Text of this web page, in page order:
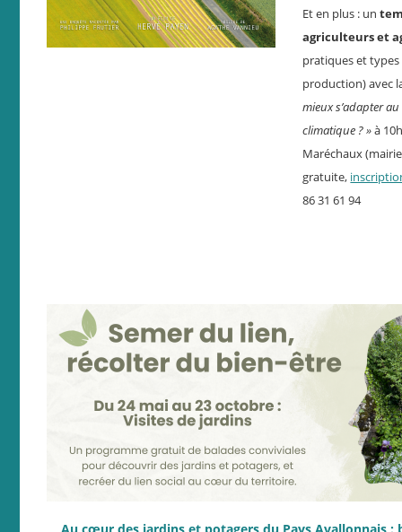
Et en plus : un
agriculteurs et
pratiques et
production) avec
mieux s’adapter
climatique ? »à
Maréchaux
gratuite,
86 31 61 94